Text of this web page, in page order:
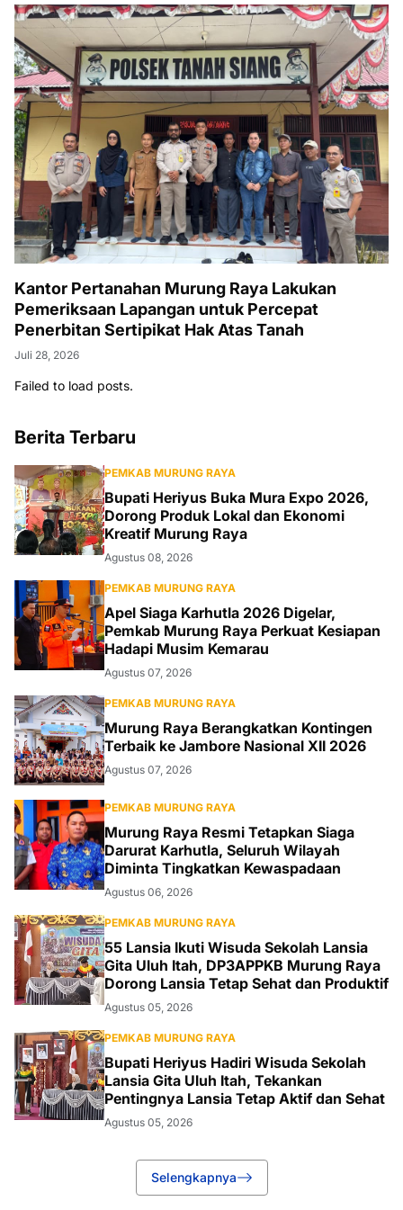
Kantor Pertanahan Murung Raya Lakukan
Pemeriksaan Lapangan untuk Percepat
Penerbitan Sertipikat Hak Atas Tanah
Juli 28, 2026
Failed to load posts.
Berita Terbaru
PEMKAB MURUNG RAYA
Bupati Heriyus Buka Mura Expo 2026,
Dorong Produk Lokal dan Ekonomi
Kreatif Murung Raya
Agustus 08, 2026
PEMKAB MURUNG RAYA
Apel Siaga Karhutla 2026 Digelar,
Pemkab Murung Raya Perkuat Kesiapan
Hadapi Musim Kemarau
Agustus 07, 2026
PEMKAB MURUNG RAYA
Murung Raya Berangkatkan Kontingen
Terbaik ke Jambore Nasional XII 2026
Agustus 07, 2026
PEMKAB MURUNG RAYA
Murung Raya Resmi Tetapkan Siaga
Darurat Karhutla, Seluruh Wilayah
Diminta Tingkatkan Kewaspadaan
Agustus 06, 2026
PEMKAB MURUNG RAYA
55 Lansia Ikuti Wisuda Sekolah Lansia
Gita Uluh Itah, DP3APPKB Murung Raya
Dorong Lansia Tetap Sehat dan Produktif
Agustus 05, 2026
PEMKAB MURUNG RAYA
Bupati Heriyus Hadiri Wisuda Sekolah
Lansia Gita Uluh Itah, Tekankan
Pentingnya Lansia Tetap Aktif dan Sehat
Agustus 05, 2026
Selengkapnya